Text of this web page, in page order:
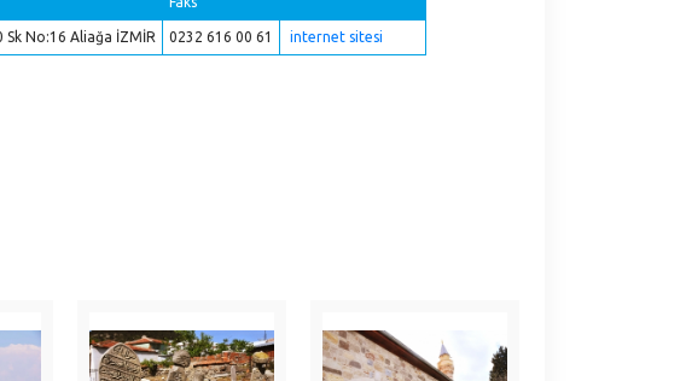
Sk No:16 Aliağa İZMİR 0232 616 00 61 internet sitesi